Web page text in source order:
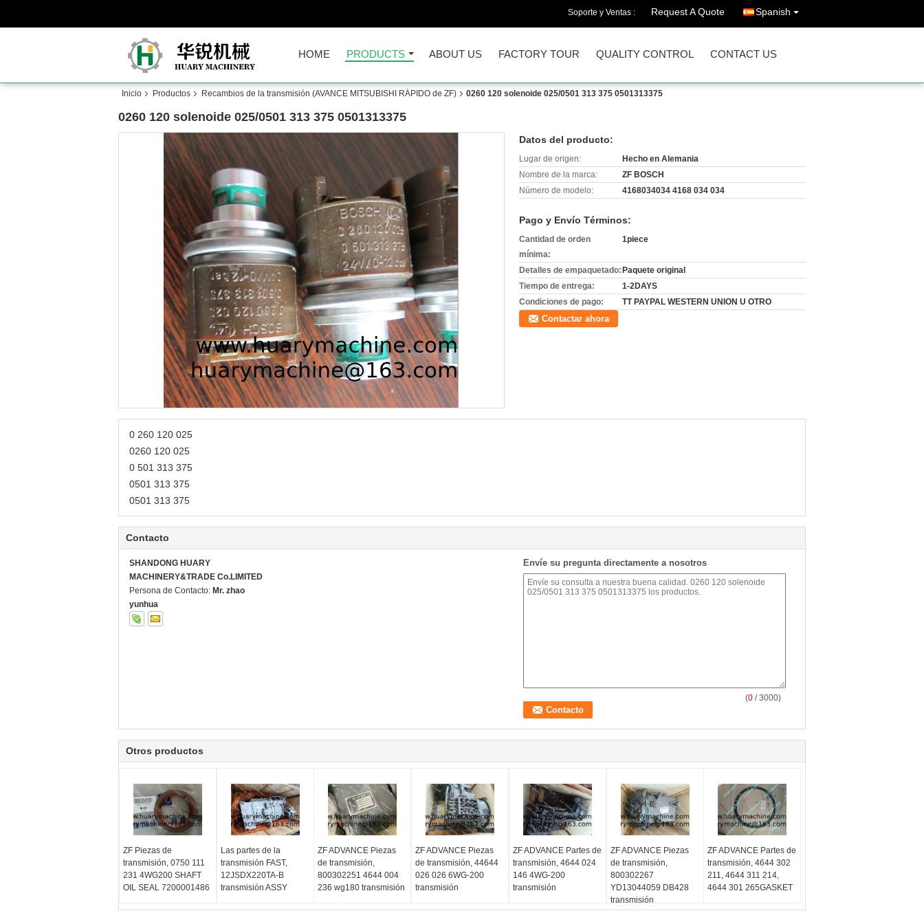
Soporte y Ventas : Request A Quote Spanish
HOME PRODUCTS ABOUT US FACTORY TOUR QUALITY CONTROL CONTACT US
Inicio Productos Recambios de la transmisión (AVANCE MITSUBISHI RÁPIDO de ZF) 0260 120 solenoide 025/0501 313 375 0501313375
0260 120 solenoide 025/0501 313 375 0501313375
Datos del producto:
Lugar de origen:
Hecho en Alemania
Nombre de la marca:
ZF BOSCH
Número de modelo:
4168034034 4168 034 034
Pago y Envío Términos:
Cantidad de orden
mínima:
1piece
Detalles de empaquetado: Paquete original
Tiempo de entrega:
1-2DAYS
Condiciones de pago:
TT PAYPAL WESTERN UNION U OTRO
Contactar ahora
0 260 120 025
0260 120 025
0 501 313 375
0501 313 375
0501 313 375
Contacto
SHANDONG HUARY
MACHINERY&TRADE Co.LIMITED
Persona de Contacto: Mr. zhao
yunhua
Envíe su pregunta directamente a nosotros
(0 / 3000)
Otros productos
ZF Piezas de
transmisión, 0750 111
231 4WG200 SHAFT
OIL SEAL 7200001486
Las partes de la
transmisión FAST,
12JSDX220TA-B
transmisión ASSY
ZF ADVANCE Piezas
de transmisión,
800302251 4644 004
236 wg180 transmisión
ZF ADVANCE Piezas
de transmisión, 44644
026 026 6WG-200
transmisión
ZF ADVANCE Partes de
transmisión, 4644 024
146 4WG-200
transmisión
ZF ADVANCE Piezas
de transmisión,
800302267
YD13044059 DB428
transmisión
ZF ADVANCE Partes de
transmisión, 4644 302
211, 4644 311 214,
4644 301 265GASKET